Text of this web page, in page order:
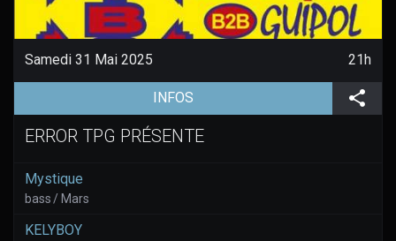
Samedi 31 Mai 2025 21h
INFOS (aller à la page de l'évènement)
ERROR TPG PRÉSENTE
Mystique
bass / Mars
KELYBOY